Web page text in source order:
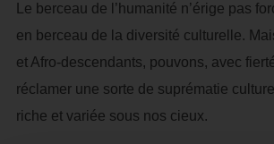
Le berceau de l’humanité n’érige pas
en berceau de la diversité culturelle.
et Afro-descendants, pouvons, avec
réclamer une sorte de suprématie
riche et variée sous nos cieux.